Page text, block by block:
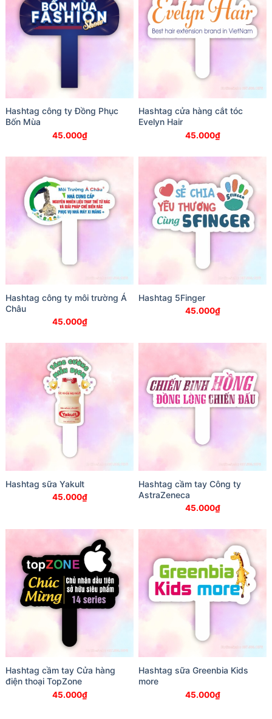
Hashtag công ty Đồng Phục
Bốn Mùa
45.000₫
Hashtag cửa hàng cắt tóc
Evelyn Hair
45.000₫
Hashtag công ty môi trường Á
Châu
45.000₫
Hashtag 5Finger
45.000₫
Hashtag sữa Yakult
45.000₫
Hashtag cầm tay Công ty
AstraZeneca
45.000₫
Hashtag cầm tay Cửa hàng
điện thoại TopZone
45.000₫
Hashtag sữa Greenbia Kids
more
45.000₫